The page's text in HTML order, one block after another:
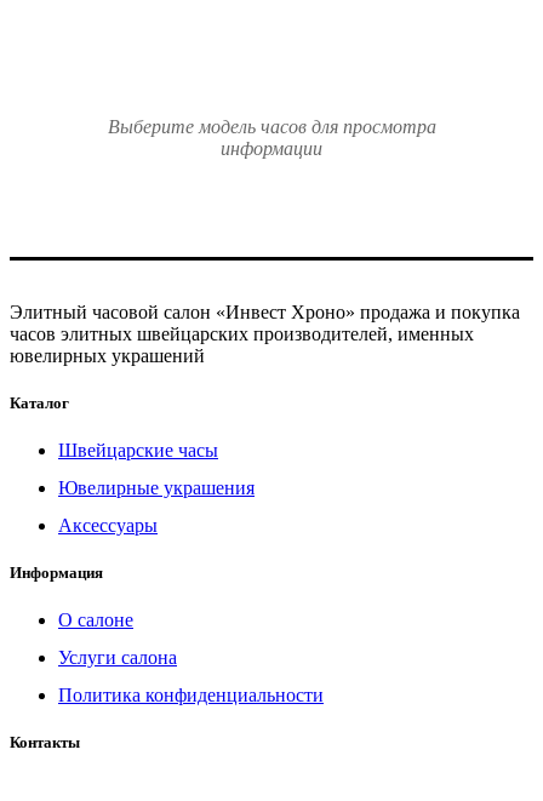
Выберите модель часов для просмотра
информации
Элитный часовой салон «Инвест Хроно» продажа и покупка
часов элитных швейцарских производителей, именных
ювелирных украшений
Каталог
Швейцарские часы
Ювелирные украшения
Аксессуары
Информация
О салоне
Услуги салона
Политика конфиденциальности
Контакты